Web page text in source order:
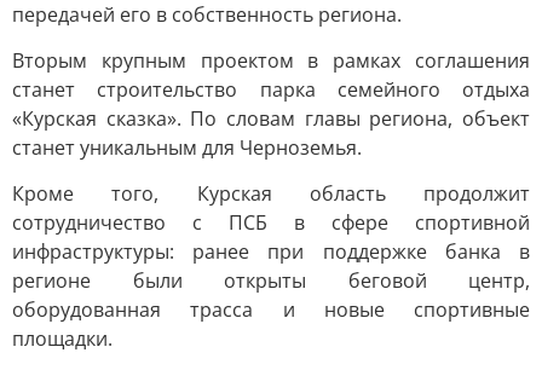
передачей его в собственность региона.
Вторым крупным проектом в рамках соглашения
станет строительство парка семейного отдыха
«Курская сказка». По словам главы региона, объект
станет уникальным для Черноземья.
Кроме того, Курская область продолжит
сотрудничество с ПСБ в сфере спортивной
инфраструктуры: ранее при поддержке банка в
регионе были открыты беговой центр,
оборудованная трасса и новые спортивные
площадки.